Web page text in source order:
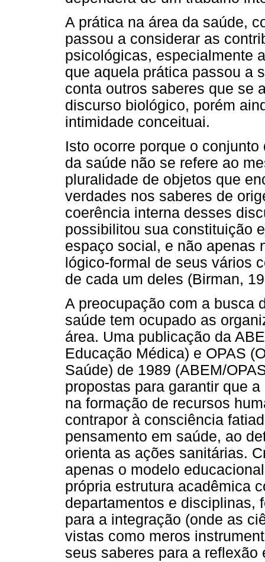
A prática na área da saúde,
passou a considerar as
psicológicas, especialmente
que aquela prática passou a
conta outros saberes que se
discurso biológico, porém
intimidade conceituai.
Isto ocorre porque o
da saúde não se refere ao
pluralidade de objetos que
verdades nos saberes de
coerência interna desses
possibilitou sua constituição
espaço social, e não apenas
lógico-formal de seus vários
de cada um deles (Birman,
A preocupação com a busca
saúde tem ocupado as
área. Uma publicação da
Educação Médica) e OPAS
Saúde) de 1989 (ABEM/
propostas para garantir que
na formação de recursos
contrapor à consciência
pensamento em saúde, ao
orienta as ações sanitárias.
apenas o modelo
própria estrutura acadêmica
departamentos e disciplinas,
para a integração (onde as
vistas como meros
seus saberes para a reflexão